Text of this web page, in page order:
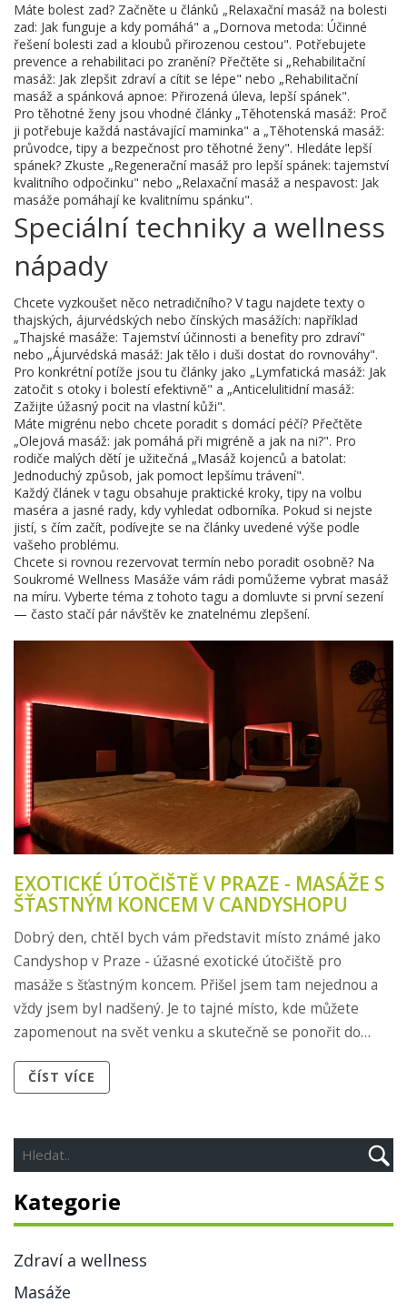
Máte bolest zad? Začněte u článků „Relaxační masáž na bolesti
zad: Jak funguje a kdy pomáhá" a „Dornova metoda: Účinné
řešení bolesti zad a kloubů přirozenou cestou". Potřebujete
prevence a rehabilitaci po zranění? Přečtěte si „Rehabilitační
masáž: Jak zlepšit zdraví a cítit se lépe" nebo „Rehabilitační
masáž a spánková apnoe: Přirozená úleva, lepší spánek".
Pro těhotné ženy jsou vhodné články „Těhotenská masáž: Proč
ji potřebuje každá nastávající maminka" a „Těhotenská masáž:
průvodce, tipy a bezpečnost pro těhotné ženy". Hledáte lepší
spánek? Zkuste „Regenerační masáž pro lepší spánek: tajemství
kvalitního odpočinku" nebo „Relaxační masáž a nespavost: Jak
masáže pomáhají ke kvalitnímu spánku".
Speciální techniky a wellness
nápady
Chcete vyzkoušet něco netradičního? V tagu najdete texty o
thajských, ájurvédských nebo čínských masážích: například
„Thajské masáže: Tajemství účinnosti a benefity pro zdraví"
nebo „Ájurvédská masáž: Jak tělo i duši dostat do rovnováhy".
Pro konkrétní potíže jsou tu články jako „Lymfatická masáž: Jak
zatočit s otoky i bolestí efektivně" a „Anticelulitidní masáž:
Zažijte úžasný pocit na vlastní kůži".
Máte migrénu nebo chcete poradit s domácí péčí? Přečtěte
„Olejová masáž: jak pomáhá při migréně a jak na ni?". Pro
rodiče malých dětí je užitečná „Masáž kojenců a batolat:
Jednoduchý způsob, jak pomoct lepšímu trávení".
Každý článek v tagu obsahuje praktické kroky, tipy na volbu
maséra a jasné rady, kdy vyhledat odborníka. Pokud si nejste
jistí, s čím začít, podívejte se na články uvedené výše podle
vašeho problému.
Chcete si rovnou rezervovat termín nebo poradit osobně? Na
Soukromé Wellness Masáže vám rádi pomůžeme vybrat masáž
na míru. Vyberte téma z tohoto tagu a domluvte si první sezení
— často stačí pár návštěv ke znatelnému zlepšení.
EXOTICKÉ ÚTOČIŠTĚ V PRAZE - MASÁŽE S
ŠŤASTNÝM KONCEM V CANDYSHOPU
Dobrý den, chtěl bych vám představit místo známé jako
Candyshop v Praze - úžasné exotické útočiště pro
masáže s šťastným koncem. Přišel jsem tam nejednou a
vždy jsem byl nadšený. Je to tajné místo, kde můžete
zapomenout na svět venku a skutečně se ponořit do
maximum a vždy vám poskytnou perfektní relaxaci.
ČÍST VÍCE
Kategorie
Zdraví a wellness
Masáže